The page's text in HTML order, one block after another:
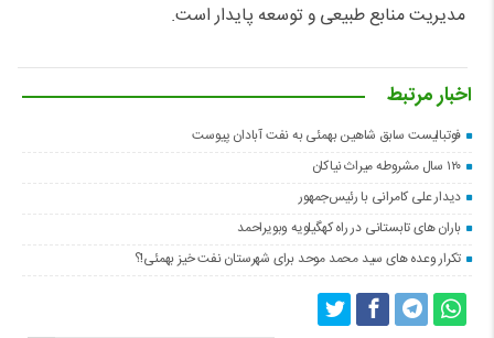
مدیریت منابع طبیعی و توسعه پایدار است.
اخبار مرتبط
فوتبالیست سابق شاهین بهمئی به نفت آبادان پیوست
۱۲۰ سال مشروطه میراث نیاکان
دیدار علی کامرانی با رئیس‌جمهور
باران های تابستانی در راه کهگیلویه وبویراحمد
تکرار وعده های سید محمد موحد برای شهرستان نفت خیز بهمئی!؟